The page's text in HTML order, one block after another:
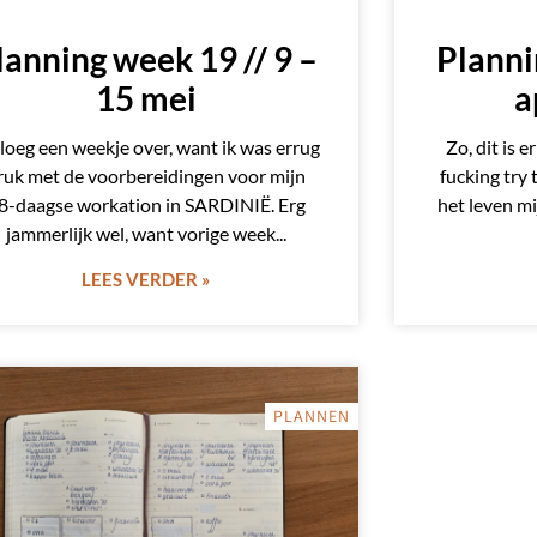
week 19 // 9 –
15 mei
een weekje over, want ik was errug
met de voorbereidingen voor mijn
daagse workation in SARDINIË. Erg
jammerlijk wel, want vorige week
LEES VERDER »
Zo, dit is
fucking try
het leven
PLANNEN